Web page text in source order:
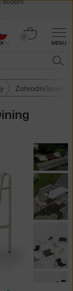
MENU
0
Košík
Zahradní lavice a